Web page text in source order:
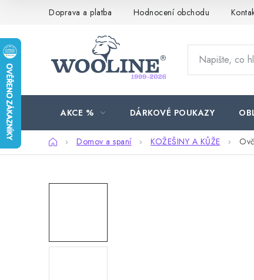
Doprava a platba Hodnocení obchodu
AKCE % DÁRKOVÉ POUKAZY
DomůDomov a spaní KOŽEŠINY A KŮŽE